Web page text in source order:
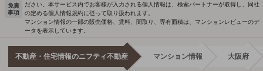
免責
事項
ださい。本サービス内でお客様が入力される個人情報は、検索パートナーが取得し、同社
の定める個人情報規約に従って取り扱われます。
マンション情報の一部の販売価格、賃料、間取り、専有面積は、マンションレビューのデ
ータを表示しています。
不動産・住宅情報のニフティ不動産 マンション情報 大阪府